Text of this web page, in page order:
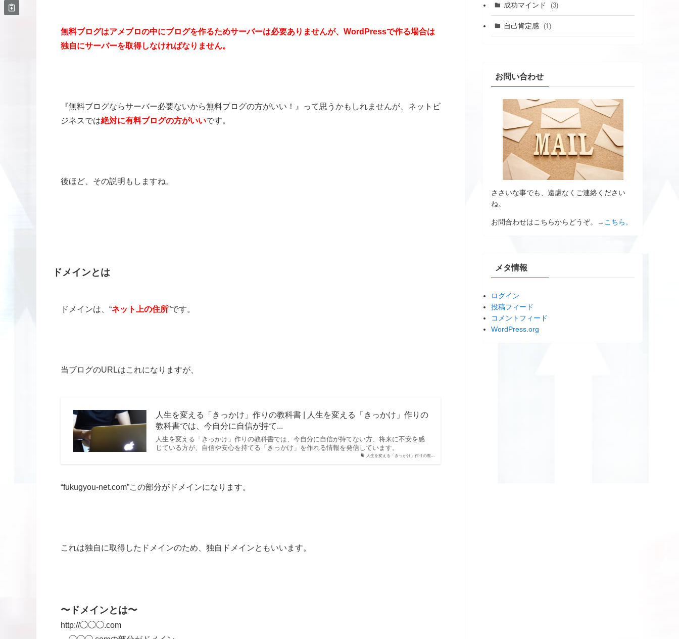
無料ブログはアメブロの中にブログを作るためサーバーは必要ありませんが、WordPressで作る場合は
独自にサーバーを取得しなければなりません。
『無料ブログならサーバー必要ないから無料ブログの方がいい！』って思うかもしれませんが、ネットビ
ジネスでは絶対に有料ブログの方がいいです。
後ほど、その説明もしますね。
ドメインとは
ドメインは、“ネット上の住所”です。
当ブログのURLはこれになりますが、
人生を変える「きっかけ」作りの教...
人生を変える「きっかけ」作りの教科書 | 人生を変える「きっかけ」作りの
教科書では、今自分に自信が持て...
人生を変える「きっかけ」作りの教科書では、今自分に自信が持てない方、将来に不安を感
じている方が、自信や安心を持てる「きっかけ」を作れる情報を発信しています。
“fukugyou-net.com”この部分がドメインになります。
これは独自に取得したドメインのため、独自ドメインともいいます。
〜ドメインとは〜
http://◯◯◯.com
成功マインド (3)
自己肯定感 (1)
お問い合わせ
ささいな事でも、遠慮なくご連絡ください
ね。
お問合わせはこちらからどうぞ。→ こちら。
メタ情報
ログイン
投稿フィード
コメントフィード
WordPress.org